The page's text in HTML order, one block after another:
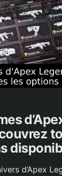
d’Apex